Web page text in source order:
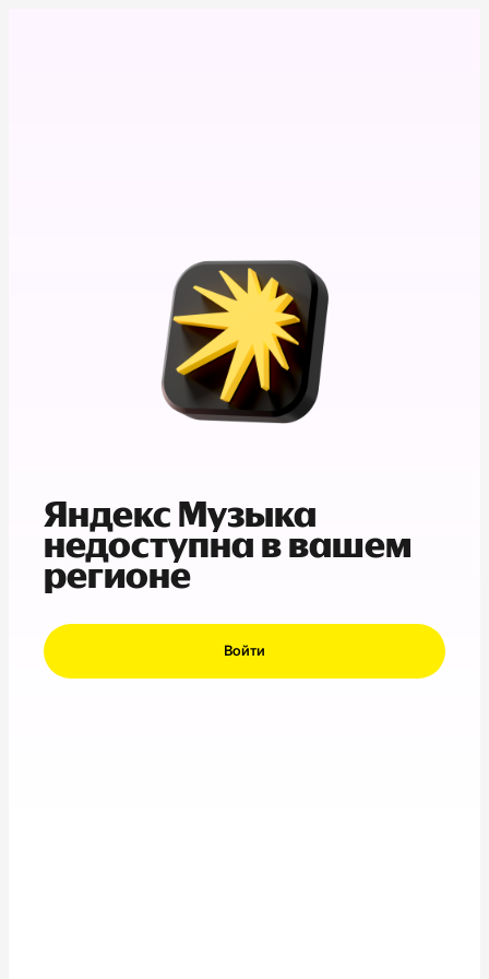
Яндекс Музыка
недоступна в вашем
регионе
Войти